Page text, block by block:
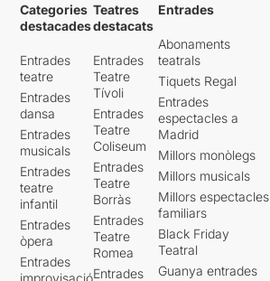
Categories
destacades
Entrades
teatre
Entrades
dansa
Entrades
musicals
Entrades
teatre
infantil
Entrades
òpera
Entrades
improvisació
Teatres
destacats
Entrades
Teatre
Tívoli
Entrades
Teatre
Coliseum
Entrades
Teatre
Borràs
Entrades
Teatre
Romea
Entrades
Entrades
Abonaments
teatrals
Tiquets Regal
Entrades
espectacles a
Madrid
Millors monòlegs
Millors musicals
Millors espectacles
familiars
Black Friday
Teatral
Guanya entrades